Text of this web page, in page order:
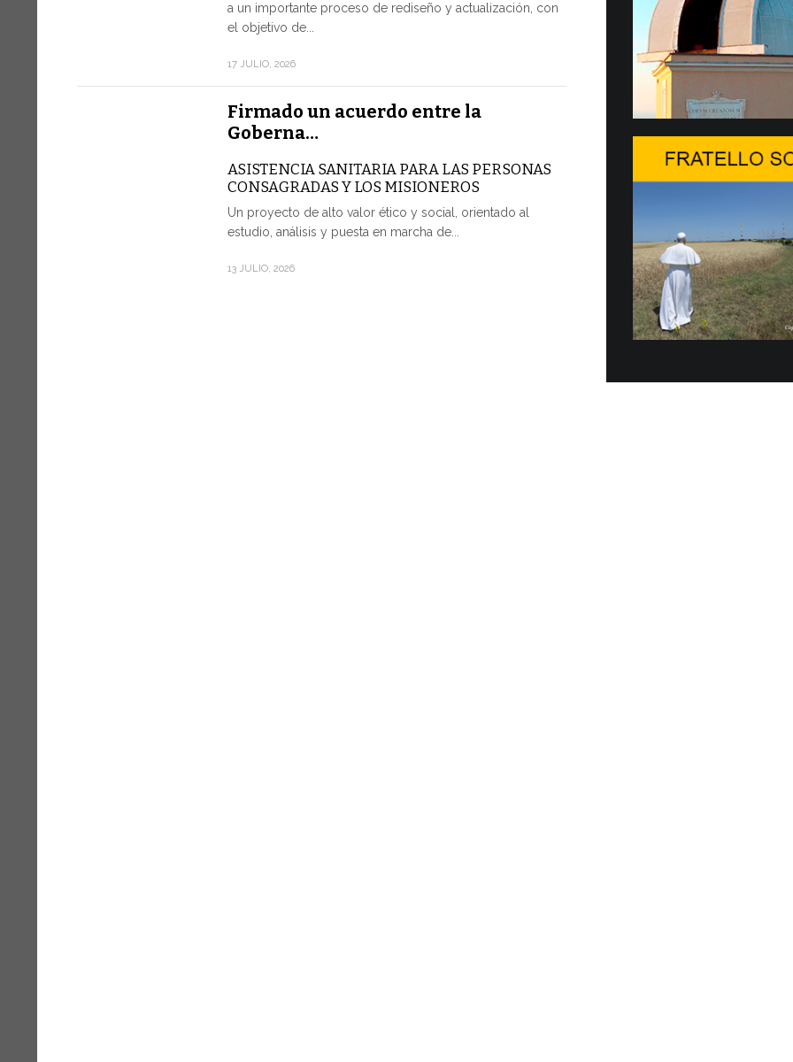
a un importante proceso de rediseño y actualización, con
el objetivo de...
17 JULIO, 2026
Firmado un acuerdo entre la
Goberna…
ASISTENCIA SANITARIA PARA LAS PERSONAS
CONSAGRADAS Y LOS MISIONEROS
Un proyecto de alto valor ético y social, orientado al
estudio, análisis y puesta en marcha de...
13 JULIO, 2026
2…
Hoy
Forum,
dedicada a
POR UNA
Veinte
entregados
junio, a la